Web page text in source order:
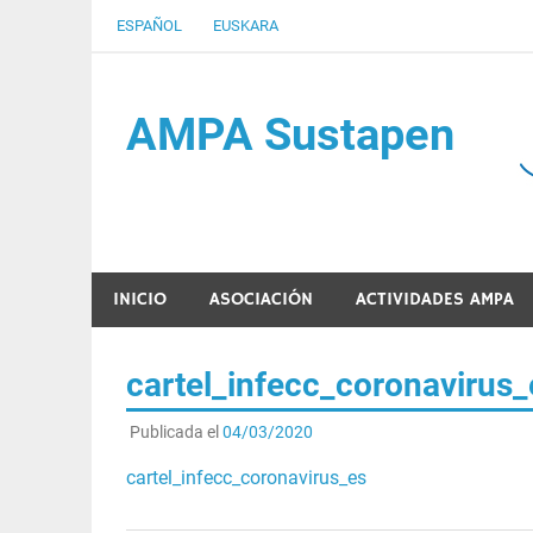
ESPAÑOL EUSKARA
AMPA Sustapen
Usandizaga-Peñaflorida-Amara B.H.I.ko
INICIO ASOCIACIÓN ACTIVIDADES AMPA
Publicada el 04/03/2020
cartel_infecc_coronavirus_es